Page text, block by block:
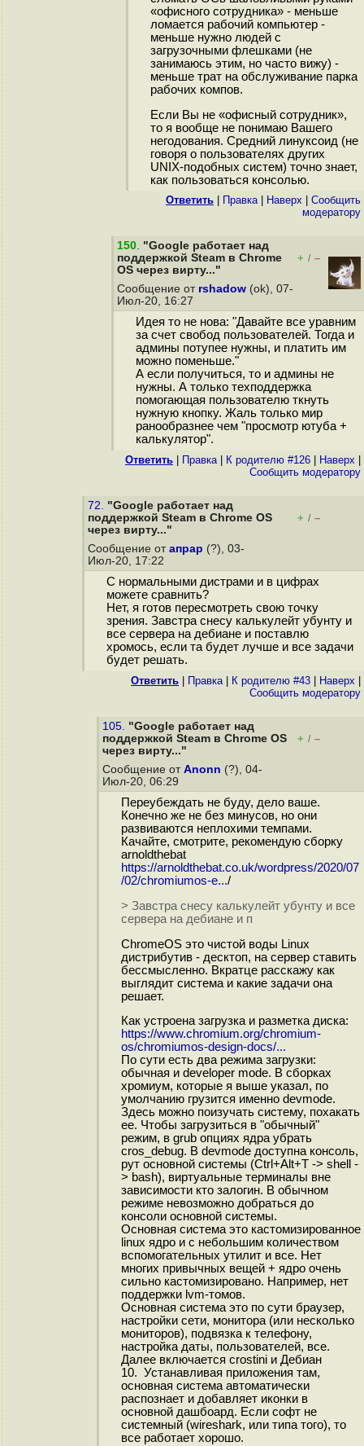
«офисного сотрудника» - меньше
ломается рабочий компьютер -
меньше нужно людей с
загрузочными флешками (не
занимаюсь этим, но часто вижу) -
меньше трат на обслуживание парка
рабочих компов.
Если Вы не «офисный сотрудник»,
то я вообще не понимаю Вашего
негодования. Средний линуксоид (не
говоря о пользователях других
UNIX-подобных систем) точно знает,
как пользоваться консолью.
Ответить Правка| Наверх
Cообщить
модератору
150. "Google работает над
поддержкой Steam в Chrome
OS через вирту..."
+ / –
Сообщение от rshadow (ok), 07-
Июл-20, 16:27
Идея то не нова: "Давайте все уравним
за счет свобод пользователей. Тогда и
админы потупее нужны, и платить им
можно поменьше."
А если получиться, то и админы не
нужны. А только техподдержка
помогающая пользователю ткнуть
нужную кнопку. Жаль только мир
ранообразнее чем "просмотр ютуба +
калькулятор".
Ответить Правка| К родителю #126 Наверх
Cообщить модератору
72. "Google работает над
поддержкой Steam в Chrome OS
через вирту..."
+ / –
Сообщение от апрар (?), 03-
Июл-20, 17:22
С нормальными дистрами и в цифрах
можете сравнить?
Нет, я готов пересмотреть свою точку
зрения. Завстра снесу калькулейт убунту и
все сервера на дебиане и поставлю
хромось, если та будет лучше и все задачи
будет решать.
Ответить Правка| К родителю #43 Наверх
Cообщить модератору
105. "Google работает над
поддержкой Steam в Chrome OS
через вирту..."
+ / –
Сообщение от Anonn (?), 04-
Июл-20, 06:29
Переубеждать не буду, дело ваше.
Конечно же не без минусов, но они
развиваются неплохими темпами.
Качайте, смотрите, рекомендую сборку
arnoldthebat
https://arnoldthebat.co.uk/wordpress/2020/07
/02/chromiumos-e.../
> Завстра снесу калькулейт убунту и все
сервера на дебиане и п
ChromeOS это чистой воды Linux
дистрибутив - десктоп, на сервер ставить
бессмысленно. Вкратце расскажу как
выглядит система и какие задачи она
решает.
Как устроена загрузка и разметка диска:
https://www.chromium.org/chromium-
os/chromiumos-design-docs/...
По сути есть два режима загрузки:
обычная и developer mode. В сборках
хромиум, которые я выше указал, по
умолчанию грузится именно devmode.
Здесь можно поизучать систему, похакать
ее. Чтобы загрузиться в "обычный"
режим, в grub опциях ядра убрать
cros_debug. В devmode доступна консоль,
рут основной системы (Ctrl+Alt+T -> shell -
> bash), виртуальные терминалы вне
зависимости кто залогин. В обычном
режиме невозможно добраться до
консоли основной системы.
Основная система это кастомизированное
linux ядро и с небольшим количеством
вспомогательных утилит и все. Нет
многих привычных вещей + ядро очень
сильно кастомизировано. Например, нет
поддержки lvm-томов.
Основная система это по сути браузер,
настройки сети, монитора (или несколько
мониторов), подвязка к телефону,
настройка даты, пользователей, все.
Далее включается crostini и Дебиан
10. Устанавливая приложения там,
основная система автоматически
распознает и добавляет иконки в
основной дашбоард. Если софт не
системный (wireshark, или типа того), то
все работает хорошо.